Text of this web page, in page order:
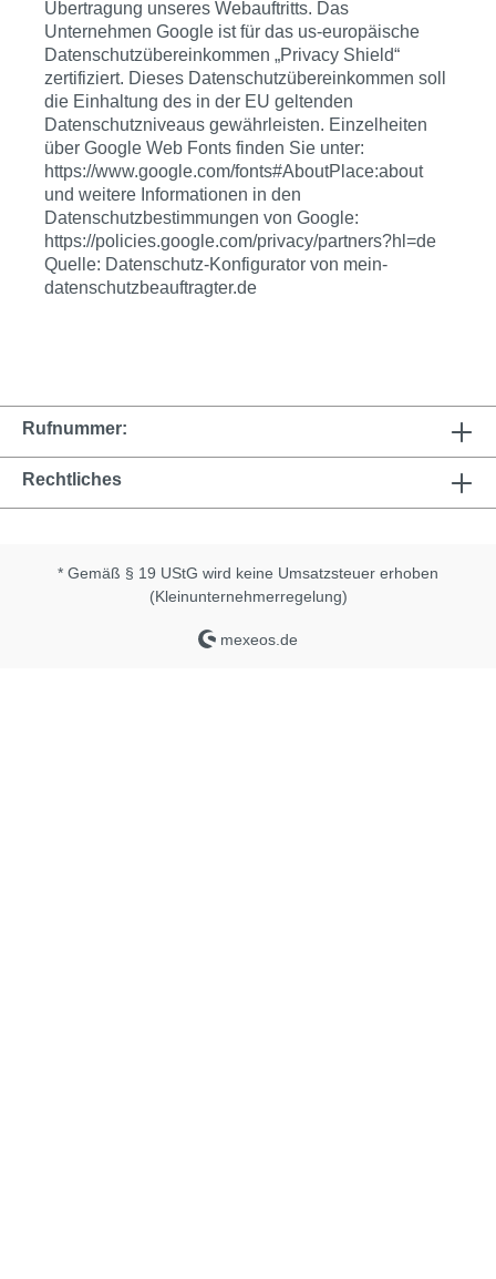
Übertragung unseres Webauftritts. Das
Unternehmen Google ist für das us-europäische
Datenschutzübereinkommen „Privacy Shield“
zertifiziert. Dieses Datenschutzübereinkommen soll
die Einhaltung des in der EU geltenden
Datenschutzniveaus gewährleisten. Einzelheiten
über Google Web Fonts finden Sie unter:
https://www.google.com/fonts#AboutPlace:about
und weitere Informationen in den
Datenschutzbestimmungen von Google:
https://policies.google.com/privacy/partners?hl=de
Quelle: Datenschutz-Konfigurator von mein-
datenschutzbeauftragter.de
Rufnummer:
Rechtliches
* Gemäß § 19 UStG wird keine Umsatzsteuer erhoben
(Kleinunternehmerregelung)
mexeos.de